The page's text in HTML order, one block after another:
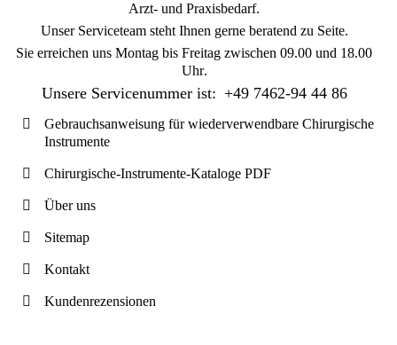
Arzt- und Praxisbedarf.
Unser Serviceteam steht Ihnen gerne beratend zu Seite.
Sie erreichen uns Montag bis Freitag zwischen 09.00 und 18.00
Uhr.
Unsere Servicenummer ist: +49 7462-94 44 86
Gebrauchsanweisung für wiederverwendbare Chirurgische
Instrumente
Chirurgische-Instrumente-Kataloge PDF
Über uns
Sitemap
Kontakt
Kundenrezensionen